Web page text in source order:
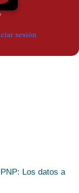
Los datos a